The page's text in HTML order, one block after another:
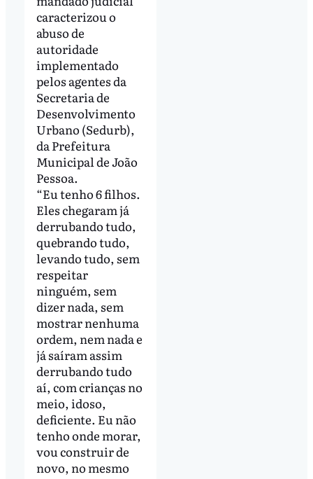
caracterizou o
abuso de
autoridade
implementado
pelos agentes da
Secretaria de
Desenvolvimento
Urbano (Sedurb),
da Prefeitura
Municipal de João
Pessoa.
“Eu tenho 6 filhos.
Eles chegaram já
derrubando tudo,
quebrando tudo,
levando tudo, sem
respeitar
ninguém, sem
dizer nada, sem
mostrar nenhuma
ordem, nem nada e
já saíram assim
derrubando tudo
aí, com crianças no
meio, idoso,
deficiente. Eu não
tenho onde morar,
vou construir de
novo, no mesmo